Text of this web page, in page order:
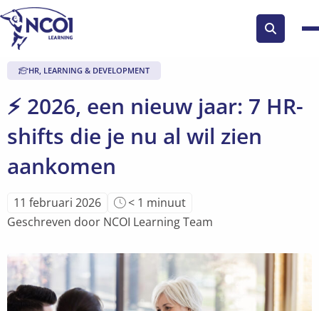
Zoek
knop
⚡ 2026, een nieuw jaar: 7 HR-
shifts die je nu al wil zien
aankomen
HR, LEARNING & DEVELOPMENT
11 februari 2026
Leestijd
van
is
< 1 minuut
Geschreven door NCOI Learning Team